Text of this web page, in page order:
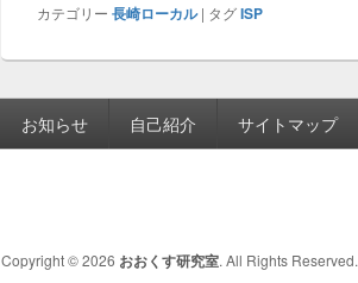
カテゴリー 長崎ローカル | タグISP
お知らせ 自己紹介 サイトマップ
Copyright © 2026 おおくす研究室. All Rights Reserved.